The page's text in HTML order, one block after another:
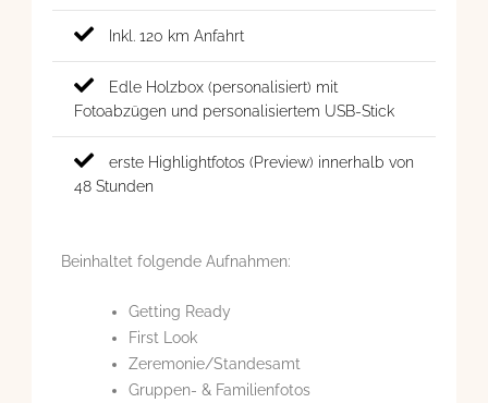
Inkl. 120 km Anfahrt
Edle Holzbox (personalisiert) mit
Fotoabzügen und personalisiertem USB-Stick
erste Highlightfotos (Preview) innerhalb von
48 Stunden
Beinhaltet folgende Aufnahmen:
Getting Ready
First Look
Zeremonie/Standesamt
Gruppen- & Familienfotos